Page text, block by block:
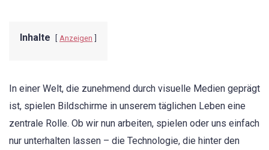
Inhalte Anzeigen
In einer Welt, die zunehmend durch visuelle Medien geprägt
ist, spielen Bildschirme in unserem täglichen Leben eine
zentrale Rolle. Ob wir nun arbeiten, spielen oder uns einfach
nur unterhalten lassen – die Technologie, die hinter den